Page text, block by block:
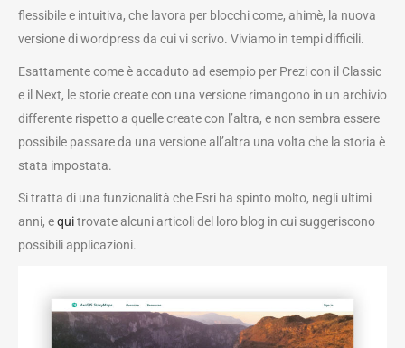
flessibile e intuitiva, che lavora per blocchi come, ahimè, la nuova
versione di wordpress da cui vi scrivo. Viviamo in tempi difficili.
Esattamente come è accaduto ad esempio per Prezi con il Classic
e il Next, le storie create con una versione rimangono in un archivio
differente rispetto a quelle create con l’altra, e non sembra essere
possibile passare da una versione all’altra una volta che la storia è
stata impostata.
Si tratta di una funzionalità che Esri ha spinto molto, negli ultimi
anni, equitrovate alcuni articoli del loro blog in cui suggeriscono
possibili applicazioni.